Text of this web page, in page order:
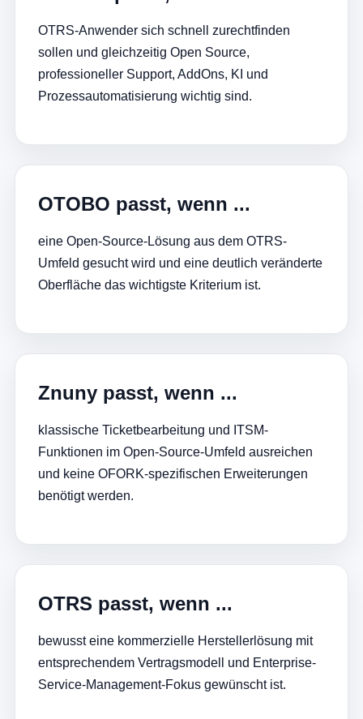
OTRS-Anwender sich schnell zurechtfinden
sollen und gleichzeitig Open Source,
professioneller Support, AddOns, KI und
Prozessautomatisierung wichtig sind.
OTOBO passt, wenn ...
eine Open-Source-Lösung aus dem OTRS-
Umfeld gesucht wird und eine deutlich veränderte
Oberfläche das wichtigste Kriterium ist.
Znuny passt, wenn ...
klassische Ticketbearbeitung und ITSM-
Funktionen im Open-Source-Umfeld ausreichen
und keine OFORK-spezifischen Erweiterungen
benötigt werden.
OTRS passt, wenn ...
bewusst eine kommerzielle Herstellerlösung mit
entsprechendem Vertragsmodell und Enterprise-
Service-Management-Fokus gewünscht ist.